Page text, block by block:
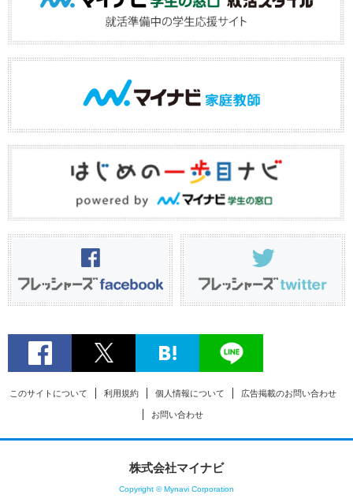
このサイトについて 利用規約 個人情報について 広告掲載のお問い合わせ
お問い合わせ
株式会社マイナビ
Copyright © Mynavi Corporation